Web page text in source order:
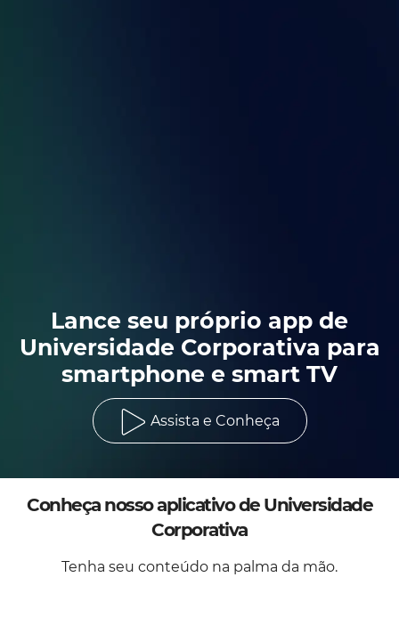
Lance seu próprio app de
Universidade Corporativa para
smartphone e smart TV
Assista e Conheça
Conheça nosso aplicativo de Universidade
Corporativa
Tenha seu conteúdo na palma da mão.